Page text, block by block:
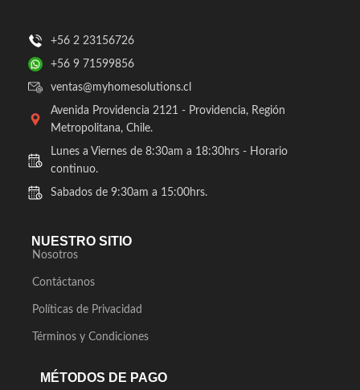
+56 2 23156726
+56 9 71599856
ventas@myhomesolutions.cl
Avenida Providencia 2121 - Providencia, Región
Metropolitana, Chile.
Lunes a Viernes de 8:30am a 18:30hrs - Horario
continuo.
Sabados de 9:30am a 15:00hrs.
NUESTRO SITIO
Nosotros
Contáctanos
Políticas de Privacidad
Términos y Condiciones
MÉTODOS DE PAGO